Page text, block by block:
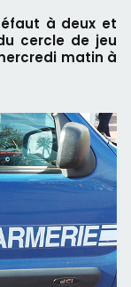
à deux et
cercle de jeu
matin à